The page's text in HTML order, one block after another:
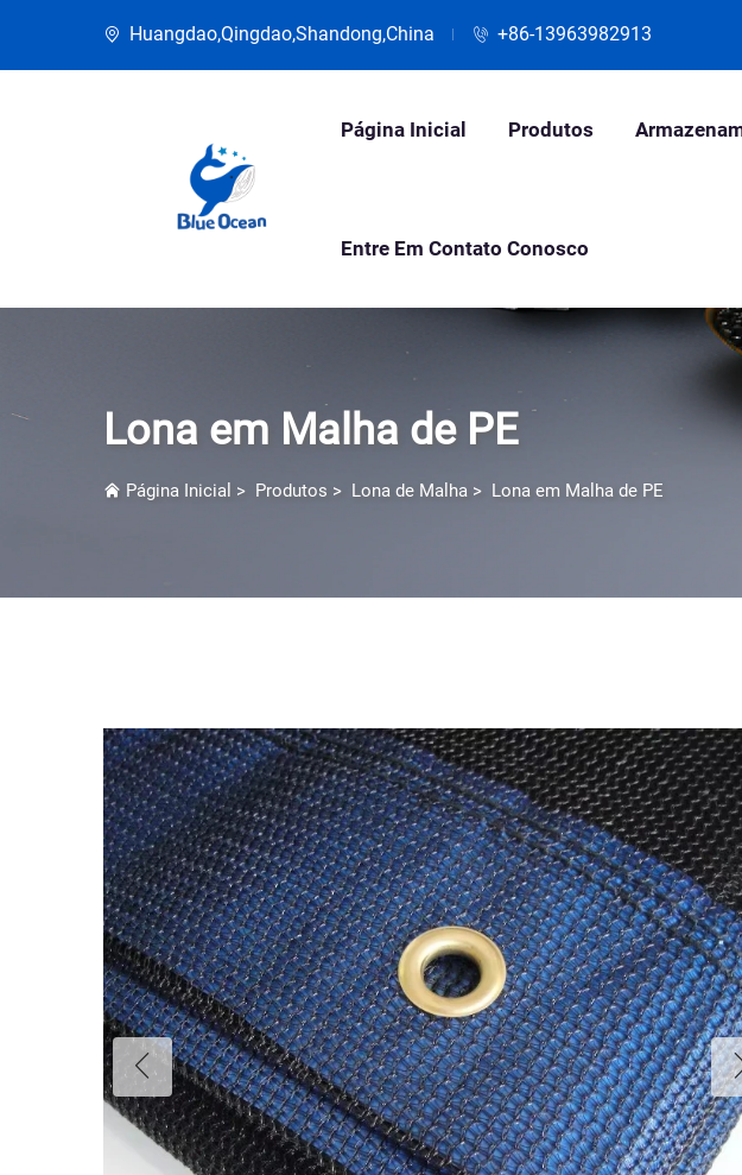
Huangdao,Qingdao,Shandong,China +86-13963982913
Página Inicial Produtos
Entre Em Contato Conosco
Lona em Malha de PE
Página Inicial > Produtos > Lona de Malha > Lona em Malha de PE